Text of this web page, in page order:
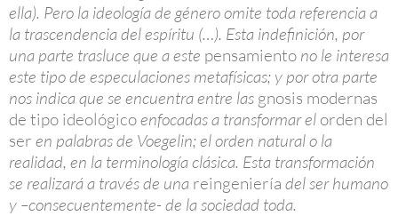
ella). Pero la ideología de género omite toda referencia a
la trascendencia del espíritu (…). Esta indefinición, por
una parte trasluce que a este pensamiento no le interesa
este tipo de especulaciones metafísicas; y por otra parte
nos indica que se encuentra entre las gnosis modernas
de tipo ideológicoenfocadas a transformar el orden del
ser en palabras de Voegelin; el orden natural o la
realidad, en la terminología clásica. Esta transformación
se realizará a través de una reingeniería del ser humano
y –consecuentemente- de la sociedad toda.